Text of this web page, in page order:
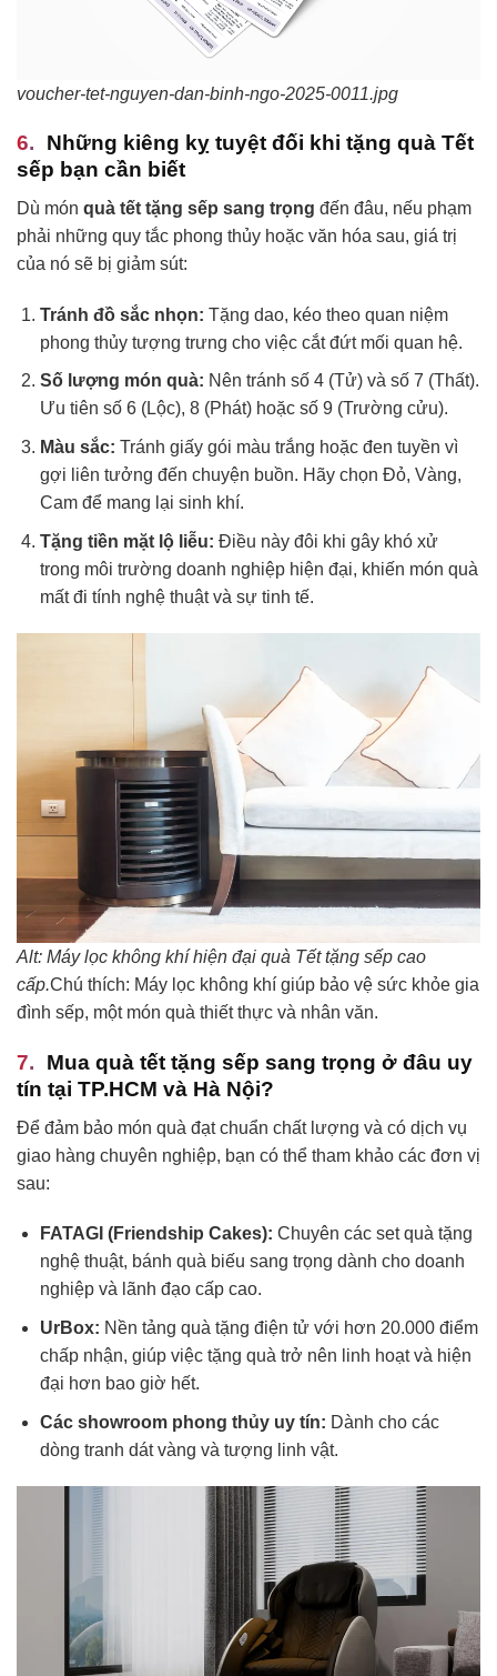
voucher-tet-nguyen-dan-binh-ngo-2025-0011.jpg
Những kiêng kỵ tuyệt đối khi tặng quà Tết
sếp bạn cần biết
Dù món quà tết tặng sếp sang trọng đến đâu, nếu phạm
phải những quy tắc phong thủy hoặc văn hóa sau, giá trị
của nó sẽ bị giảm sút:
Tránh đồ sắc nhọn: Tặng dao, kéo theo quan niệm
phong thủy tượng trưng cho việc cắt đứt mối quan hệ.
Số lượng món quà: Nên tránh số 4 (Tử) và số 7 (Thất).
Ưu tiên số 6 (Lộc), 8 (Phát) hoặc số 9 (Trường cửu).
Màu sắc: Tránh giấy gói màu trắng hoặc đen tuyền vì
gợi liên tưởng đến chuyện buồn. Hãy chọn Đỏ, Vàng,
Cam để mang lại sinh khí.
Tặng tiền mặt lộ liễu: Điều này đôi khi gây khó xử
trong môi trường doanh nghiệp hiện đại, khiến món quà
mất đi tính nghệ thuật và sự tinh tế.
Alt: Máy lọc không khí hiện đại quà Tết tặng sếp cao
cấp.Chú thích: Máy lọc không khí giúp bảo vệ sức khỏe gia
đình sếp, một món quà thiết thực và nhân văn.
Mua quà tết tặng sếp sang trọng ở đâu uy
tín tại TP.HCM và Hà Nội?
Để đảm bảo món quà đạt chuẩn chất lượng và có dịch vụ
giao hàng chuyên nghiệp, bạn có thể tham khảo các đơn vị
sau:
FATAGI (Friendship Cakes): Chuyên các set quà tặng
nghệ thuật, bánh quà biếu sang trọng dành cho doanh
nghiệp và lãnh đạo cấp cao.
UrBox: Nền tảng quà tặng điện tử với hơn 20.000 điểm
chấp nhận, giúp việc tặng quà trở nên linh hoạt và hiện
đại hơn bao giờ hết.
Các showroom phong thủy uy tín: Dành cho các
dòng tranh dát vàng và tượng linh vật.